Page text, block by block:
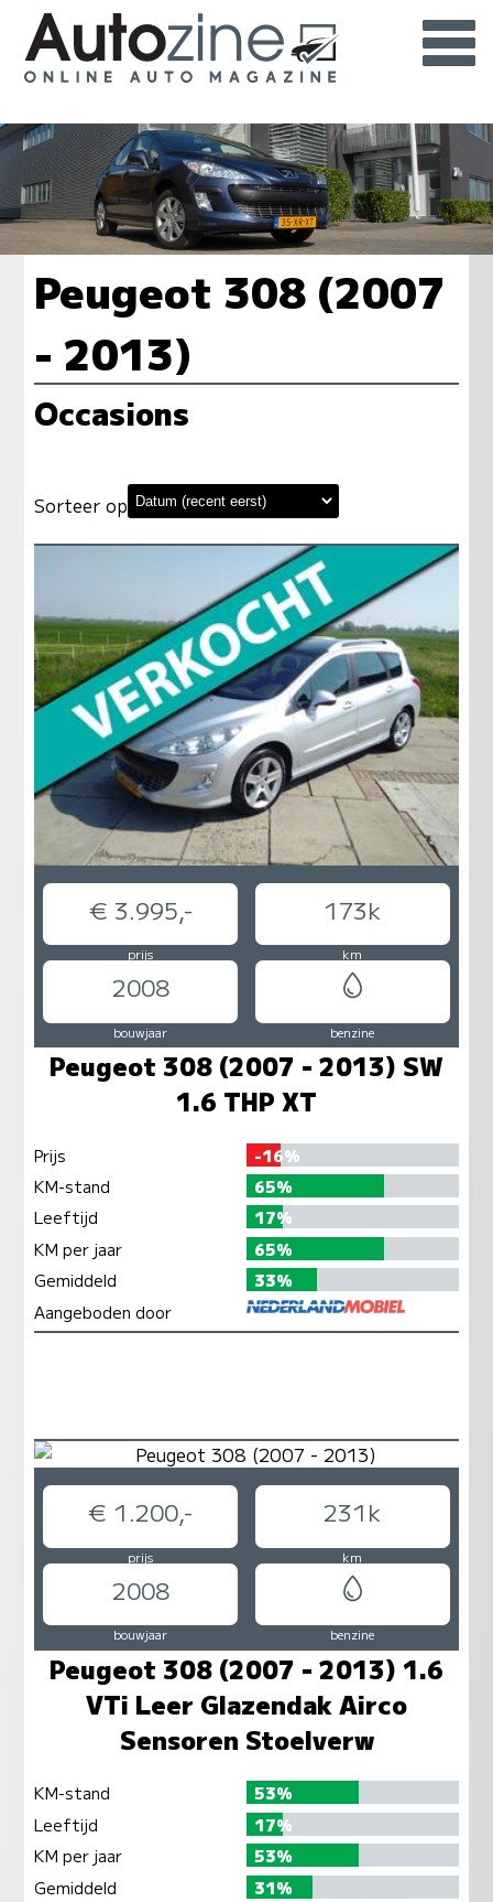
Peugeot 308 (2007
- 2013)
Occasions
Sorteer op
€ 3.995,- 173k
prijs km
2008
bouwjaar benzine
Peugeot 308 (2007 - 2013) SW
1.6 THP XT
Prijs
-16%
KM-stand
65%
Leeftijd
17%
KM per jaar
65%
Gemiddeld
33%
Aangeboden door
€ 1.200,- 231k
prijs km
2008
bouwjaar benzine
Peugeot 308 (2007 - 2013) 1.6
VTi Leer Glazendak Airco
Sensoren Stoelverw
KM-stand
53%
Leeftijd
17%
KM per jaar
53%
Gemiddeld
31%